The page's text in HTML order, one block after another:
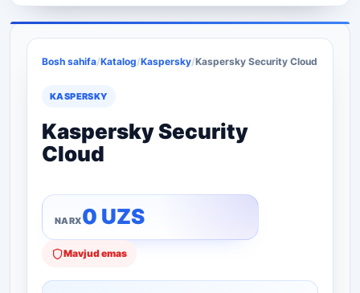
Bosh sahifa/Katalog/Kaspersky/Kaspersky Security Cloud
KASPERSKY
Kaspersky Security
Cloud
0 UZS
Mavjud emas